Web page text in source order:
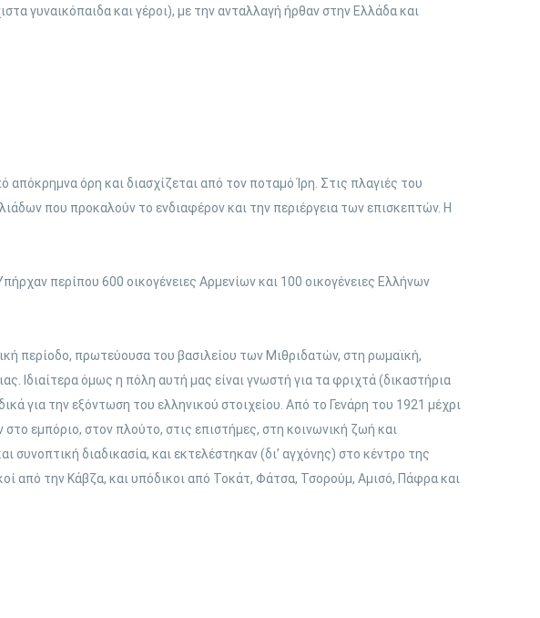
γυναικόπαιδα και γέροι), με την ανταλλαγή ήρθαν στην Ελλάδα και
όρη και διασχίζεται από τον ποταμό Ίρη. Στις πλαγιές του
που προκαλούν το ενδιαφέρον και την περιέργεια των επισκεπτών. Η
περίπου 600 οικογένειες Αρμενίων και 100 οικογένειες Ελλήνων
περίοδο, πρωτεύουσα του βασιλείου των Μιθριδατών, στη ρωμαϊκή,
Ιδιαίτερα όμως η πόλη αυτή μας είναι γνωστή για τα φριχτά (δικαστήρια
για την εξόντωση του ελληνικού στοιχείου. Από το Γενάρη του 1921 μέχρι
εμπόριο, στον πλούτο, στις επιστήμες, στη κοινωνική ζωή και
διαδικασία, και εκτελέστηκαν (δι’ αγχόνης) στο κέντρο της
από την Κάβζα, και υπόδικοι από Τοκάτ, Φάτσα, Τσορούμ, Αμισό, Πάφρα και